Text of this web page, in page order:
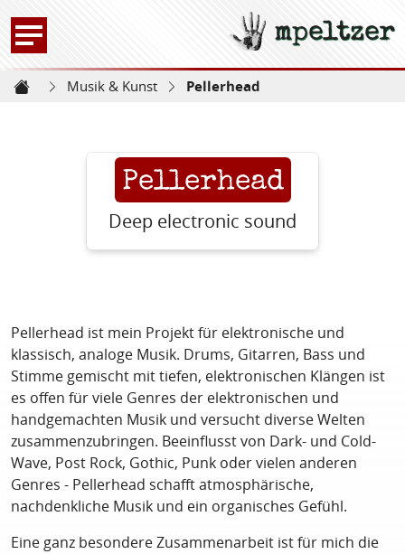
Zur Startseite -
mpeltzer
Musik & Kunst Pellerhead
Pellerhead
Deep electronic sound
Pellerhead ist mein Projekt für elektronische und
klassisch, analoge Musik. Drums, Gitarren, Bass und
Stimme gemischt mit tiefen, elektronischen Klängen ist
es offen für viele Genres der elektronischen und
handgemachten Musik und versucht diverse Welten
zusammenzubringen. Beeinflusst von Dark- und Cold-
Wave, Post Rock, Gothic, Punk oder vielen anderen
Genres - Pellerhead schafft atmosphärische,
nachdenkliche Musik und ein organisches Gefühl.
Eine ganz besondere Zusammenarbeit ist für mich die